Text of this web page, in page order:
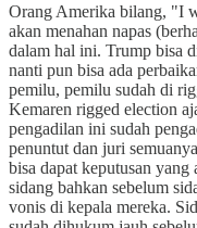
Orang Amerika bilang, "I
akan menahan napas
dalam hal ini. Trump bisa
nanti pun bisa ada
pemilu, pemilu sudah di
Kemaren rigged election
pengadilan ini sudah
penuntut dan juri
bisa dapat keputusan
sidang bahkan sebelum
vonis di kepala mereka.